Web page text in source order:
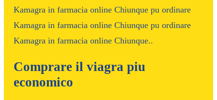
Kamagra in farmacia online Chiunque pu ordinare
Kamagra in farmacia online Chiunque pu ordinare
Kamagra in farmacia online Chiunque..
Comprare il viagra piu
economico